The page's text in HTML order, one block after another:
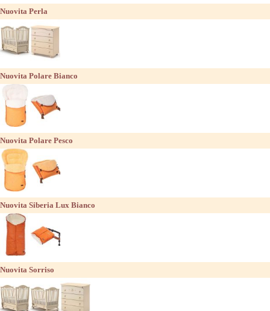
Nuovita Perla
Nuovita Polare Bianco
Nuovita Polare Pesco
Nuovita Siberia Lux Bianco
Nuovita Sorriso